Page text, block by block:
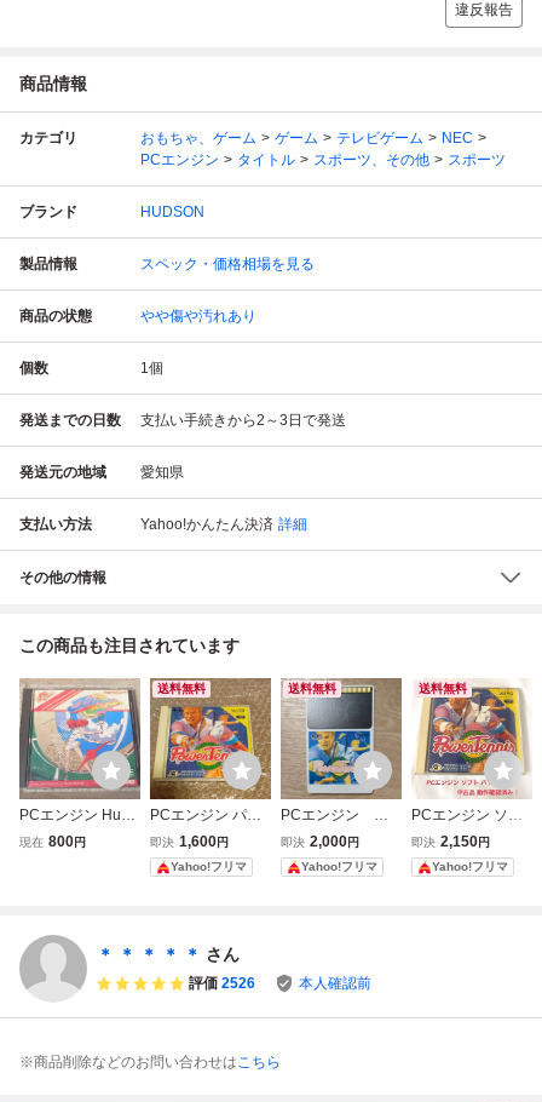
違反報告
商品情報
カテゴリ おもちゃ、ゲーム ゲーム テレビゲーム
NEC
PCエンジン
タイトル スポーツ、その他 スポーツ
ブランド HUDSON
製品情報 スペック・価格相場を見る
商品の状態 やや傷や汚れあり
個数 1個
発送までの日数 支払い手続きから2～3日で発送
発送元の地域 愛知県
支払い方法 Yahoo!かんたん決済 詳細
その他の情報
この商品も注目されています
PCエンジン HuC
ARD プロテニス
現在 800円
送料無料
PCエンジン パワ
ーテニス HuCAR
D Vol.59 HUDSO
N SOFT
即決 1,600円
Yahoo!フリマ
送料無料
PCエンジン パ
ワーテニス
即決 2,000円
Yahoo!フリマ
送料無料
PCエンジン ソフ
ト パワーテニス
中古品 動作確認済
み！
即決 2,150円
Yahoo!フリマ
＊ ＊ ＊ ＊ ＊ さん
評価 2526 本人確認前
※商品削除などのお問い合わせはこちら